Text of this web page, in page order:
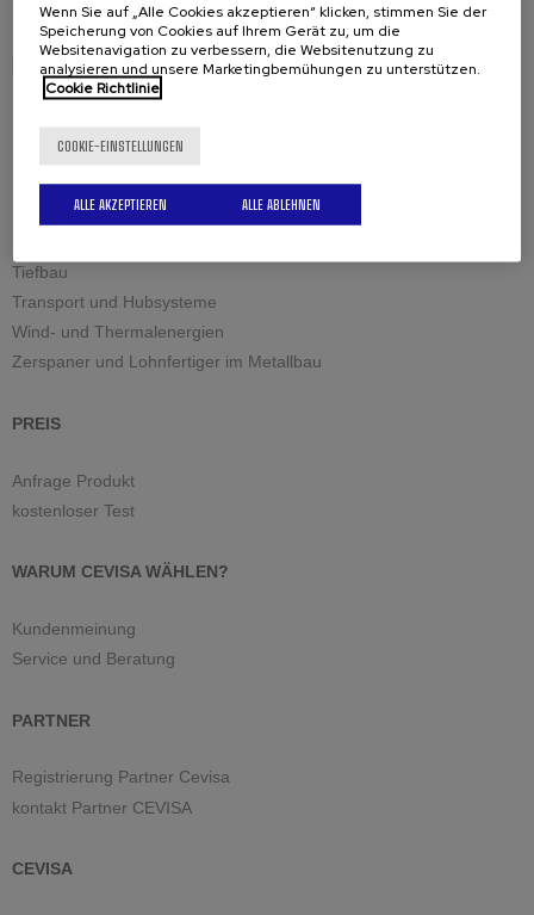
Lösungen für die Industrie
Baumaschinen
Kesselbau
Lager und Tanks
Petrochemie und Nuklearindustrie
Tiefbau
Transport und Hubsysteme
Wind- und Thermalenergien
Zerspaner und Lohnfertiger im Metallbau
PREIS
Anfrage Produkt
kostenloser Test
WARUM CEVISA WÄHLEN?
Kundenmeinung
Service und Beratung
PARTNER
Registrierung Partner Cevisa
kontakt Partner CEVISA
CEVISA
Wenn Sie auf „Alle Cookies akzeptieren“ klicken, stimmen Sie der
Speicherung von Cookies auf Ihrem Gerät zu, um die
Websitenavigation zu verbessern, die Websitenutzung zu
analysieren und unsere Marketingbemühungen zu unterstützen.
Cookie Richtlinie
COOKIE-EINSTELLUNGEN
ALLE ABLEHNEN
ALLE AKZEPTIEREN